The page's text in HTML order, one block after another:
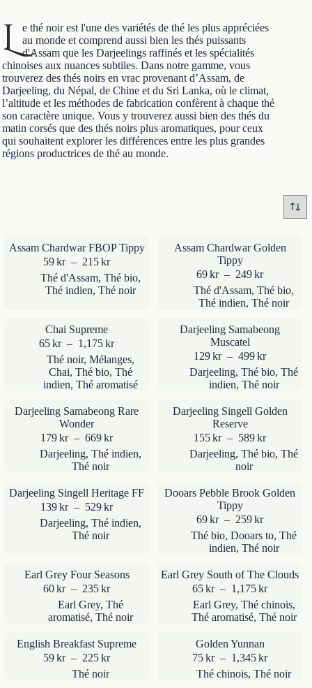
L e thé noir est l'une des variétés de thé les plus appréciées
au monde et comprend aussi bien les thés puissants
d'Assam que les Darjeelings raffinés et les spécialités
chinoises aux nuances subtiles. Dans notre gamme, vous
trouverez des thés noirs en vrac provenant d’Assam, de
Darjeeling, du Népal, de Chine et du Sri Lanka, où le climat,
l’altitude et les méthodes de fabrication confèrent à chaque thé
son caractère unique. Vous y trouverez aussi bien des thés du
matin corsés que des thés noirs plus aromatiques, pour ceux
qui souhaitent explorer les différences entre les plus grandes
régions productrices de thé au monde.
Assam Chardwar FBOP Tippy
59kr – 215krPlage
de
prix :
Thé d'Assam, Thé bio,
Thé indien, Thé noir
Assam Chardwar Golden
Tippy
69kr – 249krPlage
de
prix :
249kr
Thé d'Assam, Thé bio,
Thé indien, Thé noir
Chai Supreme
65kr – 1,175krPlage
de
prix :
65kr
1,175kr
Thé noir, Mélanges,
Chai, Thé bio, Thé
indien, Thé aromatisé
Darjeeling Samabeong
Muscatel
129kr – 499krPlage
de
prix :
à
499kr
Darjeeling, Thé bio, Thé
indien, Thé noir
Darjeeling Samabeong Rare
Wonder
179kr – 669krPlage
de
à
669kr
Darjeeling, Thé indien,
Thé noir
Darjeeling Singell Golden
Reserve
155kr – 589krPlage
de
prix :
à
589kr
Darjeeling, Thé bio, Thé
noir
Darjeeling Singell Heritage FF
139kr – 529krPlage
de
Darjeeling, Thé indien,
Thé noir
Dooars Pebble Brook Golden
Tippy
69kr – 259krPlage
de
prix :
259kr
Thé bio, Dooars to, Thé
indien, Thé noir
Earl Grey Four Seasons
60kr – 235krPlage
de
prix :
235kr
Earl Grey, Thé
aromatisé, Thé noir
Earl Grey South of The Clouds
65kr – 1,175krPlage
de
prix :
Earl Grey, Thé chinois,
Thé aromatisé, Thé noir
English Breakfast Supreme
59kr – 225krPlage
de
Thé noir
Golden Yunnan
75kr – 1,345krPlage
de
Thé chinois, Thé noir